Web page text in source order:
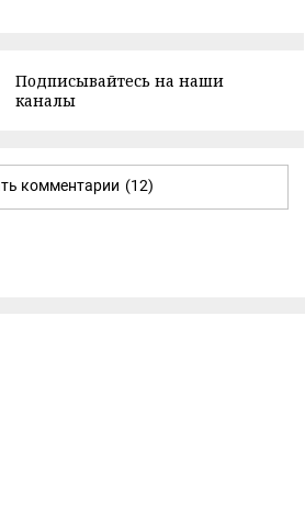
Подписывайтесь на наши
каналы
комментарии (12)